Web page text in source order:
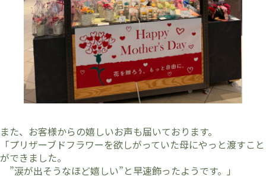
また、お客様からの嬉しいお声も届いております。
「プリザーブドフラワーを欲しがっていた母にやっと渡すこと
ができました。
”涙が出そうなほど嬉しい”と早速飾ったようです。」